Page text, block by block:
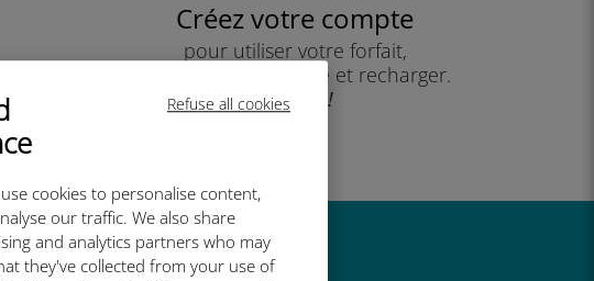
Refuse all cookies
cookies to personalise content,
our traffic. We also share
and analytics partners who may
they've collected from your use of
Créez votre compte
pour utiliser votre forfait,
consulter votre solde et recharger.
Profitez !